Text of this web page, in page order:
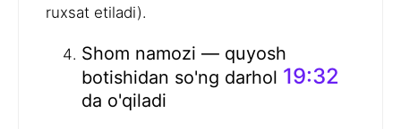
ruxsat etiladi).
Shom namozi — quyosh
botishidan so'ng darhol 19:32
da o'qiladi